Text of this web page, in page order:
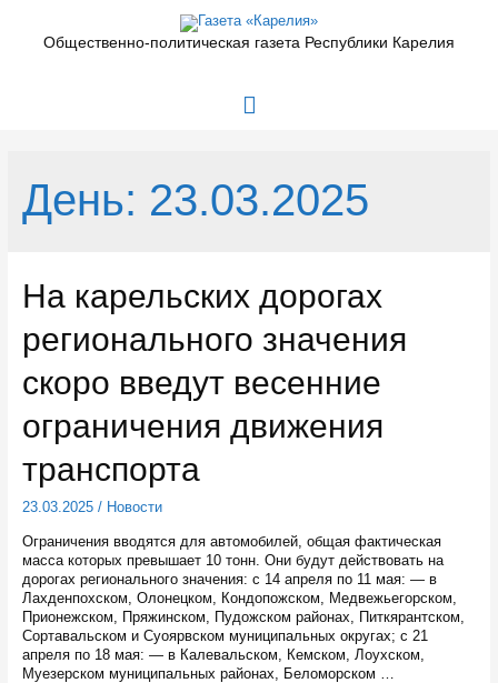
содержимомуОбщественно-политическая газета Республики Карелия
Главное
День: 23.03.2025
На карельских дорогах
регионального значения
скоро введут весенние
ограничения движения
транспорта
23.03.2025/ Новости
Ограничения вводятся для автомобилей, общая фактическая
масса которых превышает 10 тонн. Они будут действовать на
дорогах регионального значения: с 14 апреля по 11 мая: — в
Лахденпохском, Олонецком, Кондопожском, Медвежьегорском,
Прионежском, Пряжинском, Пудожском районах, Питкярантском,
Сортавальском и Суоярвском муниципальных округах; с 21
апреля по 18 мая: — в Калевальском, Кемском, Лоухском,
Муезерском муниципальных районах, Беломорском …